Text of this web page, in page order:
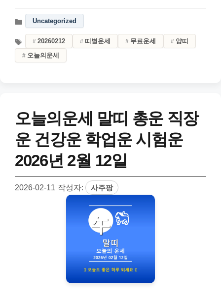
Uncategorized
20260212 띠별운세 무료운세
양띠
오늘의운세
오늘의운세 말띠 총운 직장
운 건강운 학업운 시험운
2026년 2월 12일
2026-02-11 작성자: 사주팡